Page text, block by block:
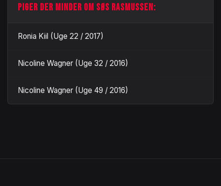
PIGER DER MINDER OM SØS RASMUSSEN:
Ronia Kiil (Uge 22 / 2017)
Nicoline Wagner (Uge 32 / 2016)
Nicoline Wagner (Uge 49 / 2016)